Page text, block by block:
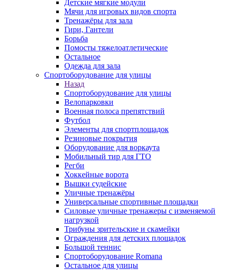
Детские мягкие модули
Мячи для игровых видов спорта
Тренажёры для зала
Гири, Гантели
Борьба
Помосты тяжелоатлетические
Остальное
Одежда для зала
Спортоборудование для улицы
Назад
Спортоборудование для улицы
Велопарковки
Военная полоса препятствий
Футбол
Элементы для спортплощадок
Резиновые покрытия
Оборудование для воркаута
Мобильный тир для ГТО
Регби
Хоккейные ворота
Вышки судейские
Уличные тренажёры
Универсальные спортивные площадки
Силовые уличные тренажеры с изменяемой
нагрузкой
Трибуны зрительские и скамейки
Ограждения для детских площадок
Большой теннис
Спортоборудование Romana
Остальное для улицы